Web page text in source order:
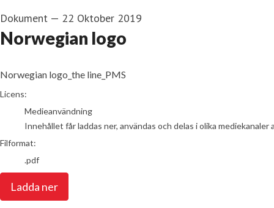
Dokument — 22 Oktober 2019
Norwegian logo
Norwegian logo_the line_PMS
go to media item
Licens:
Medieanvändning
Innehållet får laddas ner, användas och delas i olika
Filformat:
.pdf
Ladda ner